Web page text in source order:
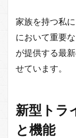
家族を持つ私
において重要
が提供する最
せています。
新型トラ
と機能